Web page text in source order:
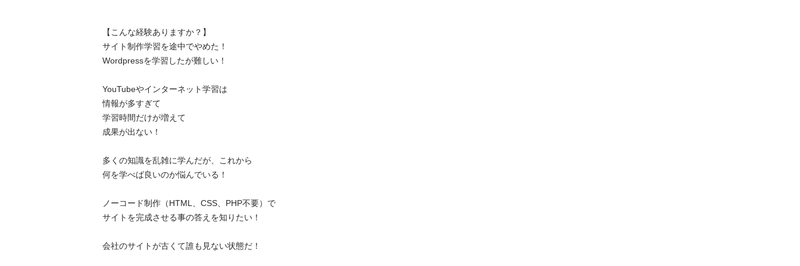
【こんな経験ありますか？】
サイト制作学習を途中でやめた！
Wordpressを学習したが難しい！
YouTubeやインターネット学習は
情報が多すぎて
学習時間だけが増えて
成果が出ない！
多くの知識を乱雑に学んだが、これから
何を学べば良いのか悩んでいる！
ノーコード制作（HTML、CSS、PHP不要）で
サイトを完成させる事の答えを知りたい！
会社のサイトが古くて誰も見ない状態だ！